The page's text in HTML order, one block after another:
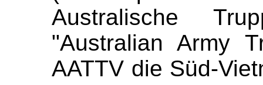
Australische
"Australian Army
AATTV die Süd-